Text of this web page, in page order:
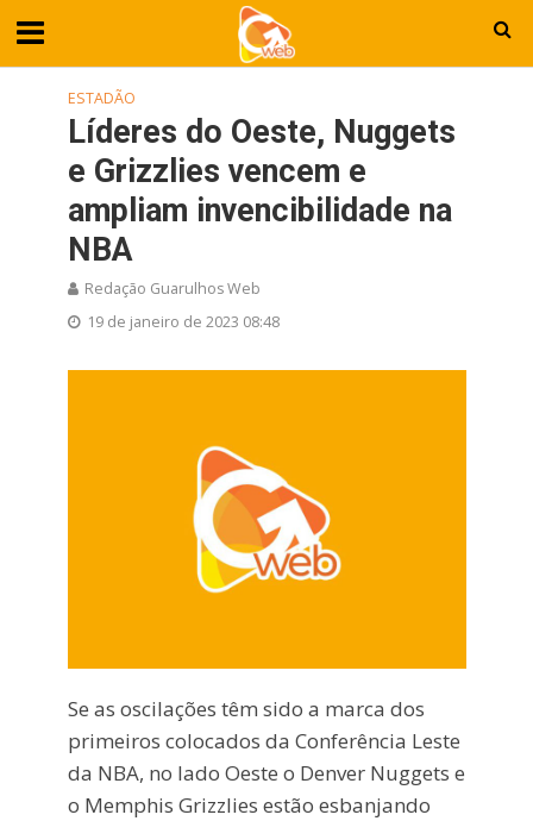
ESTADÃO
Líderes do Oeste, Nuggets
e Grizzlies vencem e
ampliam invencibilidade na
NBA
Redação Guarulhos Web
19 de janeiro de 2023 08:48
Se as oscilações têm sido a marca dos
primeiros colocados da Conferência Leste
da NBA, no lado Oeste o Denver Nuggets e
o Memphis Grizzlies estão esbanjando